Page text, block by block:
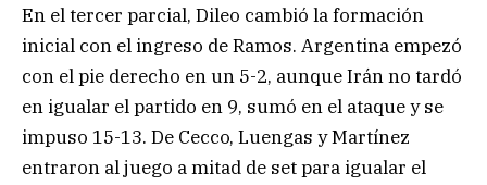
En el tercer parcial, Dileo cambió la formación
inicial con el ingreso de Ramos. Argentina empezó
con el pie derecho en un 5-2, aunque Irán no tardó
en igualar el partido en 9, sumó en el ataque y se
impuso 15-13. De Cecco, Luengas y Martínez
entraron al juego a mitad de set para igualar el